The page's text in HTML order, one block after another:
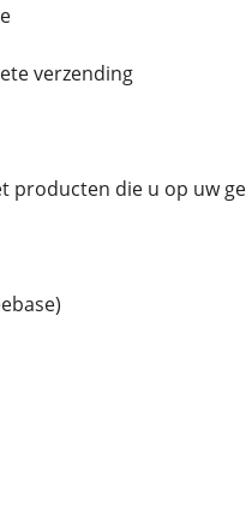
verzending
producten die u op uw